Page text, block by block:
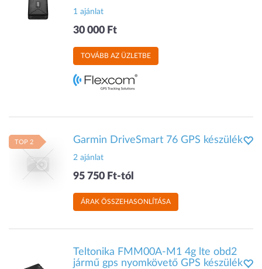
1 ajánlat
30 000 Ft
TOVÁBB AZ ÜZLETBE
TOP 2 Garmin DriveSmart 76 GPS készülék
2 ajánlat
95 750 Ft-tól
ÁRAK ÖSSZEHASONLÍTÁSA
Teltonika FMM00A-M1 4g lte obd2
jármű gps nyomkövető GPS készülék